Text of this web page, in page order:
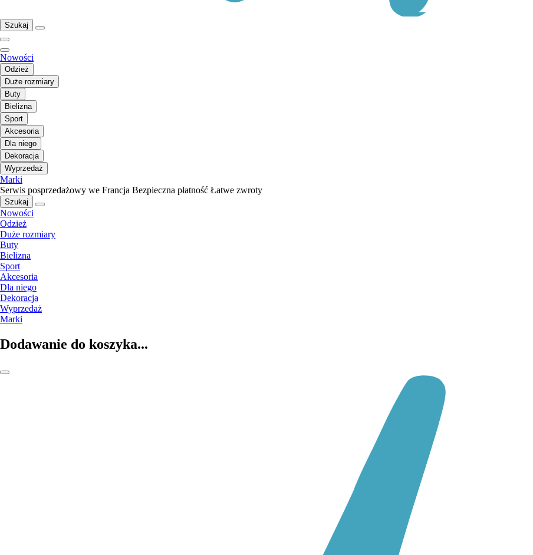
Szukaj
Nowości
Odzież
Duże rozmiary
Buty
Bielizna
Sport
Akcesoria
Dla niego
Dekoracja
Wyprzedaż
Marki
Serwis posprzedażowy we Francja Bezpieczna płatność Łatwe zwroty
Szukaj
Nowości
Odzież
Duże rozmiary
Buty
Bielizna
Sport
Akcesoria
Dla niego
Dekoracja
Wyprzedaż
Marki
Dodawanie do koszyka...